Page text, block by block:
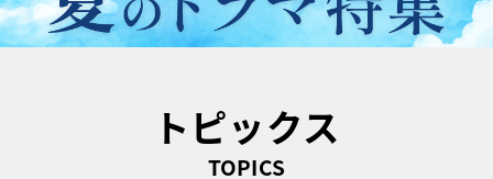
トピックス
TOPICS